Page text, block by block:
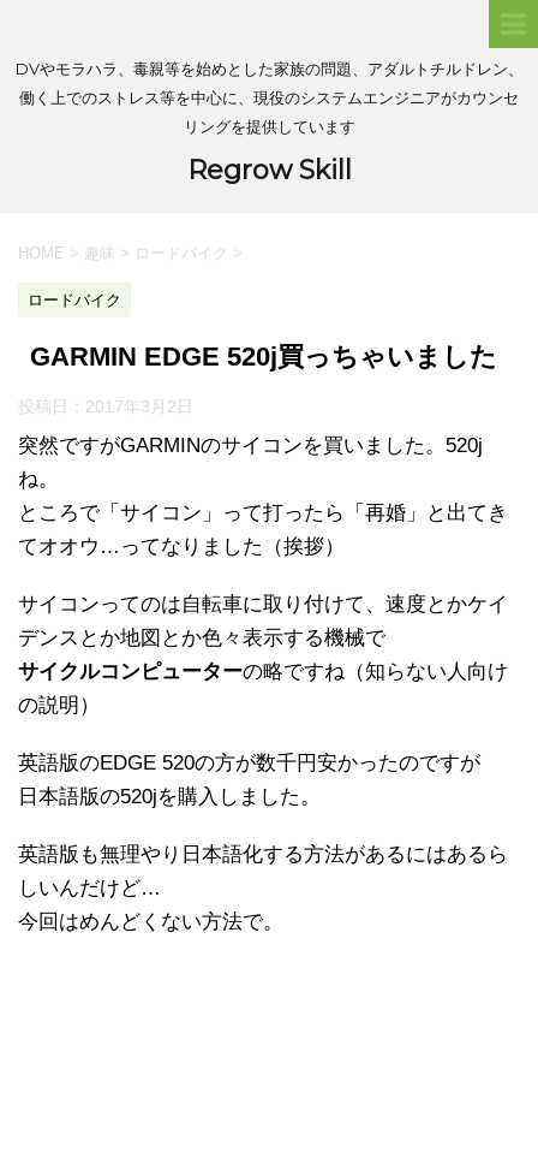
DVやモラハラ、毒親等を始めとした家族の問題、アダルトチルドレン、
働く上でのストレス等を中心に、現役のシステムエンジニアがカウンセ
リングを提供しています
Regrow Skill
HOME > 趣味 > ロードバイク >
ロードバイク
GARMIN EDGE 520j買っちゃいました
投稿日： 2017年3月2日
突然ですがGARMINのサイコンを買いました。520j
ね。
ところで「サイコン」って打ったら「再婚」と出てき
てオオウ…ってなりました（挨拶）
サイコンってのは自転車に取り付けて、速度とかケイ
デンスとか地図とか色々表示する機械で
サイクルコンピューターの略ですね（知らない人向け
の説明）
英語版のEDGE 520の方が数千円安かったのですが
日本語版の520jを購入しました。
英語版も無理やり日本語化する方法があるにはあるら
しいんだけど…
今回はめんどくない方法で。